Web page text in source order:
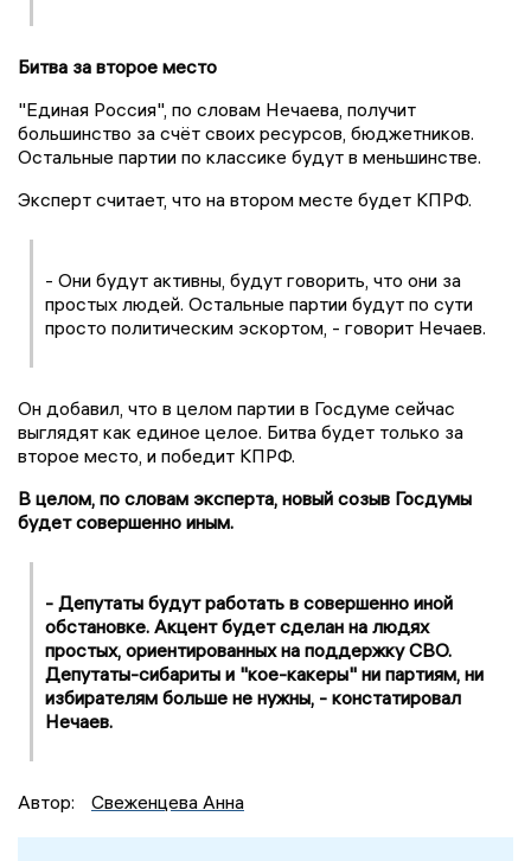
Битва за второе место
"Единая Россия", по словам Нечаева, получит
большинство за счёт своих ресурсов, бюджетников.
Остальные партии по классике будут в меньшинстве.
Эксперт считает, что на втором месте будет КПРФ.
- Они будут активны, будут говорить, что они за
простых людей. Остальные партии будут по сути
просто политическим эскортом, - говорит Нечаев.
Он добавил, что в целом партии в Госдуме сейчас
выглядят как единое целое. Битва будет только за
второе место, и победит КПРФ.
В целом, по словам эксперта, новый созыв Госдумы
будет совершенно иным.
- Депутаты будут работать в совершенно иной
обстановке. Акцент будет сделан на людях
простых, ориентированных на поддержку СВО.
Депутаты-сибариты и "кое-какеры" ни партиям, ни
избирателям больше не нужны, - констатировал
Нечаев.
Автор: Свеженцева Анна